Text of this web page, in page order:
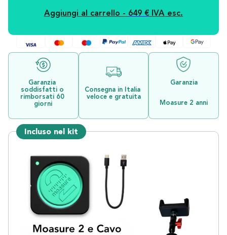
Aggiungi al carrello - 649 € IVA esc.
Garanzia
soddisfatti o
rimborsati 60
giorni
Consegna in Italia
veloce e gratuita
Garanzia
Moasure 2 anni
Incluso nel kit